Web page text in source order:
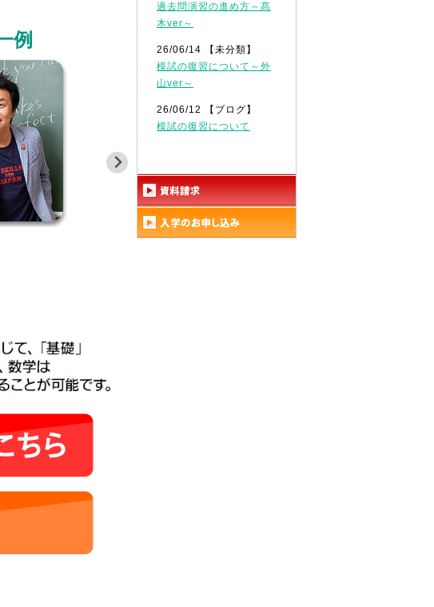
例
過去問演習の進め方～髙
木ver～
26/06/14 【未分類】
模試の復習について～外
山ver～
26/06/12 【ブログ】
模試の復習について